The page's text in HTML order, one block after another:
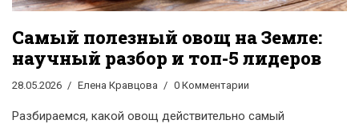
Самый полезный овощ на Земле:
научный разбор и топ-5 лидеров
28.05.2026 Елена Кравцова 0 Комментарии
Разбираемся, какой овощ действительно самый